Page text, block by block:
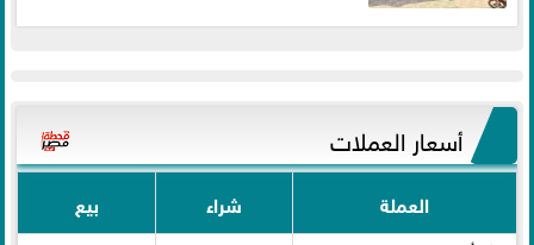
أسعار العملات
العملة شراء بيع